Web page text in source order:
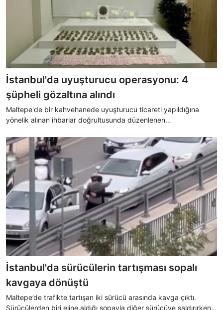
İstanbul'da uyuşturucu operasyonu: 4
şüpheli gözaltına alındı
Maltepe'de bir kahvehanede uyuşturucu ticareti yapıldığına
yönelik alınan ihbarlar doğrultusunda düzenlenen
şüpheliler, emniyetteki işlemlerinin tamamlanmasının ardından
adliyeye sevk edildi.
İstanbul'da sürücülerin tartışması sopalı
kavgaya dönüştü
Maltepe’de trafikte tartışan iki sürücü arasında kavga çıktı.
Sürücülerden biri eline aldığı sopayla diğer sürücüye saldırırken o